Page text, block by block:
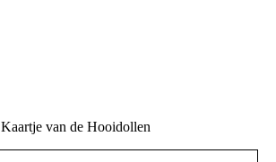
Kaartje van de Hooidollen